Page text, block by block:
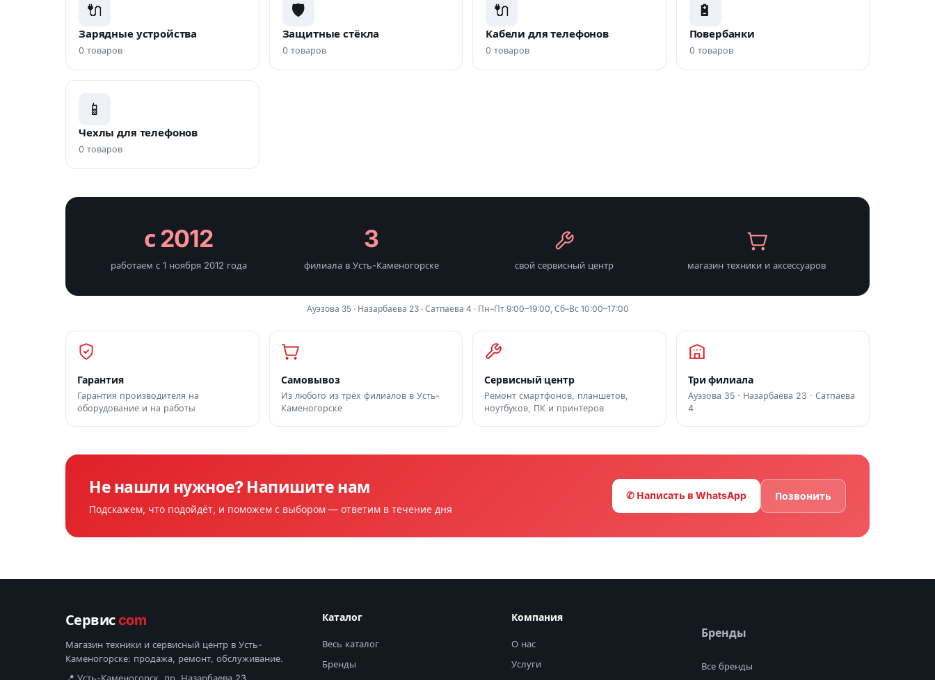
🔌
Зарядные устройства
0 товаров
🛡️
Защитные стёкла
0 товаров
🔌
Кабели для телефонов
0 товаров
🔋
Повербанки
0 товаров
📱
Чехлы для телефонов
0 товаров
с 2012
работаем с 1 ноября 2012 года
3
филиала в Усть-Каменогорске свой сервисный центр магазин техники и аксессуаров
Ауэзова 35 · Назарбаева 23 · Сатпаева 4 · Пн–Пт 9:00–19:00, Сб–Вс 10:00–17:00
Гарантия
Гарантия производителя на
оборудование и на работы
Самовывоз
Из любого из трёх филиалов в Усть-
Каменогорске
Сервисный центр
Ремонт смартфонов, планшетов,
ноутбуков, ПК и принтеров
Три филиала
Ауэзова 35 · Назарбаева 23 · Сатпаева
4
Не нашли нужное? Напишите нам
Подскажем, что подойдёт, и поможем с выбором — ответим в течение дня
✆ Написать в WhatsApp Позвонить
Сервисcom
Магазин техники и сервисный центр в Усть-
Каменогорске: продажа, ремонт, обслуживание.
Каталог
Весь каталог
Бренды
Компания
О нас
Услуги
Бренды
Все бренды